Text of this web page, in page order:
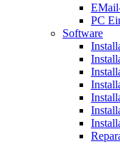
PC
Software